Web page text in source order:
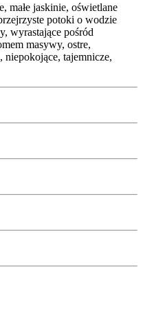
małe jaskinie, oświetlane
potoki o wodzie
wyrastające pośród
masywy, ostre,
niepokojące, tajemnicze,